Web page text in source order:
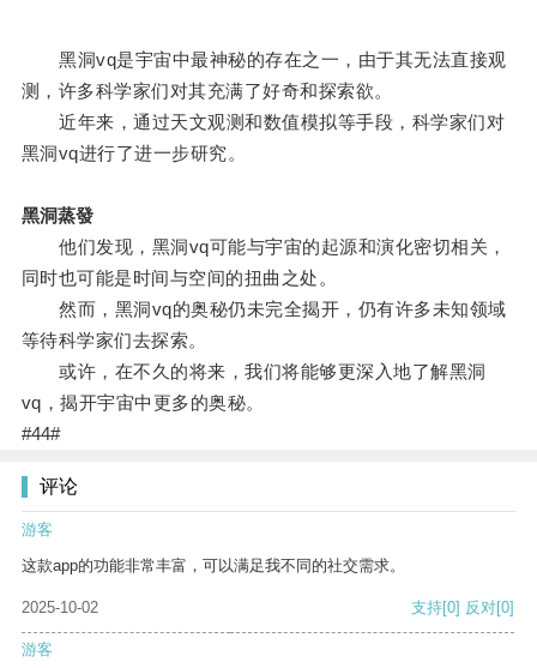
黑洞vq是宇宙中最神秘的存在之一，由于其无法直接观
测，许多科学家们对其充满了好奇和探索欲。
近年来，通过天文观测和数值模拟等手段，科学家们对
黑洞vq进行了进一步研究。
黑洞蒸發
他们发现，黑洞vq可能与宇宙的起源和演化密切相关，
同时也可能是时间与空间的扭曲之处。
然而，黑洞vq的奥秘仍未完全揭开，仍有许多未知领域
等待科学家们去探索。
或许，在不久的将来，我们将能够更深入地了解黑洞
vq，揭开宇宙中更多的奥秘。
#44#
评论
游客
这款app的功能非常丰富，可以满足我不同的社交需求。
2025-10-02 支持[0] 反对[0]
游客